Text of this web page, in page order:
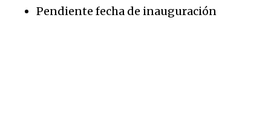
Pendiente fecha de inauguración